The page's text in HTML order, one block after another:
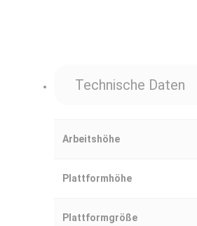
Technische Daten
Arbeitshöhe
Plattformhöhe
Plattformgröße